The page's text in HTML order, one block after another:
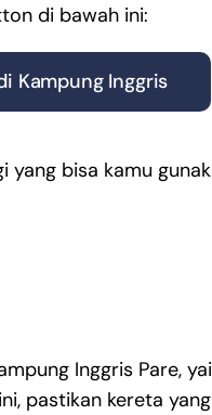
di bawah ini:
Kampung Inggris
yang bisa kamu
Inggris Pare,
pastikan kereta